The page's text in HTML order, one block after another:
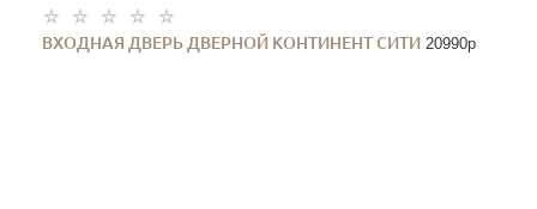
ВХОДНАЯ ДВЕРЬ ДВЕРНОЙ КОНТИНЕНТ СИТИ 20990p